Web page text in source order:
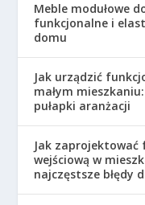
Meble modułowe
funkcjonalne i
domu
Jak urządzić
małym
pułapki aranżacji
Jak
wejściową w
najczęstsze błędy